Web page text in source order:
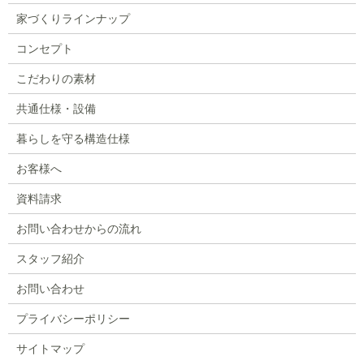
家づくりラインナップ
コンセプト
こだわりの素材
共通仕様・設備
暮らしを守る構造仕様
お客様へ
資料請求
お問い合わせからの流れ
スタッフ紹介
お問い合わせ
プライバシーポリシー
サイトマップ